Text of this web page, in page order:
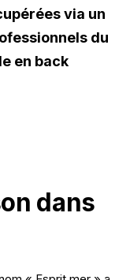
via un
du
en back
dans